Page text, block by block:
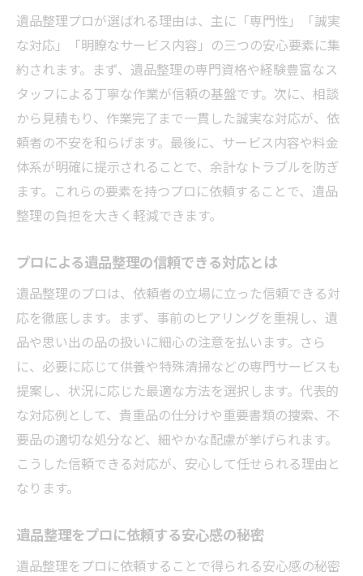
遺品整理専門家が心掛ける丁寧な進行ポイ
遺品整理プロが大切にする丁寧な仕分け方
法
遺品整理プロの経験から学ぶ進め方のコツ
遺品整理でプロが意識する丁寧な対応とは
信頼できる遺品整理業者を見極めるコツ
遺品整理プロの選定で見るべき信頼ポイン
遺品整理を安心して任せる業者選びの基準
遺品整理プロの評判や口コミを活用する方
法
遺品整理プロの誠実な対応力を判断するコ
ツ
信頼できる遺品整理プロの見分け方を紹介
プロ視点で選ぶ遺品整理サービスの特徴
遺品整理プロが注目するサービスの特徴と
遺品整理プロサービスの多様な対応力を解
説
遺品整理プロが選ばれる理由は、主に「専門性」「誠実
な対応」「明瞭なサービス内容」の三つの安心要素に集
約されます。まず、遺品整理の専門資格や経験豊富なス
タッフによる丁寧な作業が信頼の基盤です。次に、相談
から見積もり、作業完了まで一貫した誠実な対応が、依
頼者の不安を和らげます。最後に、サービス内容や料金
体系が明確に提示されることで、余計なトラブルを防ぎ
ます。これらの要素を持つプロに依頼することで、遺品
整理の負担を大きく軽減できます。
プロによる遺品整理の信頼できる対応とは
遺品整理のプロは、依頼者の立場に立った信頼できる対
応を徹底します。まず、事前のヒアリングを重視し、遺
品や思い出の品の扱いに細心の注意を払います。さら
に、必要に応じて供養や特殊清掃などの専門サービスも
提案し、状況に応じた最適な方法を選択します。代表的
な対応例として、貴重品の仕分けや重要書類の捜索、不
要品の適切な処分など、細やかな配慮が挙げられます。
こうした信頼できる対応が、安心して任せられる理由と
なります。
遺品整理をプロに依頼する安心感の秘密
遺品整理をプロに依頼することで得られる安心感の秘密